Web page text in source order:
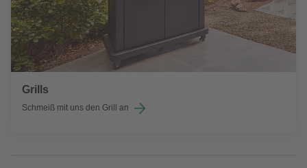
Grills
Schmeiß mit uns den Grill an